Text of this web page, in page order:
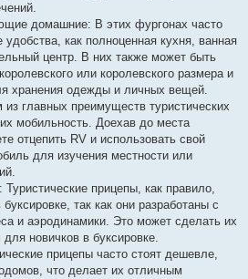
домашние: В этих фургонах часто
как полноценная кухня, ванная
центр. В них также может быть
или королевского размера и
хранения одежды и личных вещей.
главных преимуществ туристических
мобильность. Доехав до места
отцепить RV и использовать свой
для изучения местности или
Туристические прицепы, как правило,
так как они разработаны с
и аэродинамики. Это может сделать их
новичков в буксировке.
прицепы часто стоят дешевле,
что делает их отличным